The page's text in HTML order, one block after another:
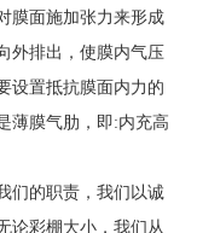
膜面施加张力来形成
外排出，使膜内气压
设置抵抗膜面内力的
薄膜气肋，即:内充高
们的职责，我们以诚
论彩棚大小，我们从